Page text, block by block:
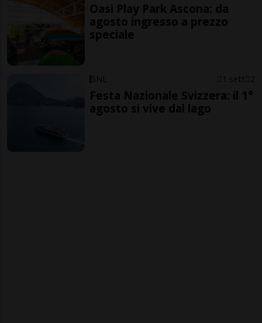
Oasi Play Park Ascona: da
agosto ingresso a prezzo
speciale
SNL 1 sett 2
Festa Nazionale Svizzera: il 1°
agosto si vive dal lago